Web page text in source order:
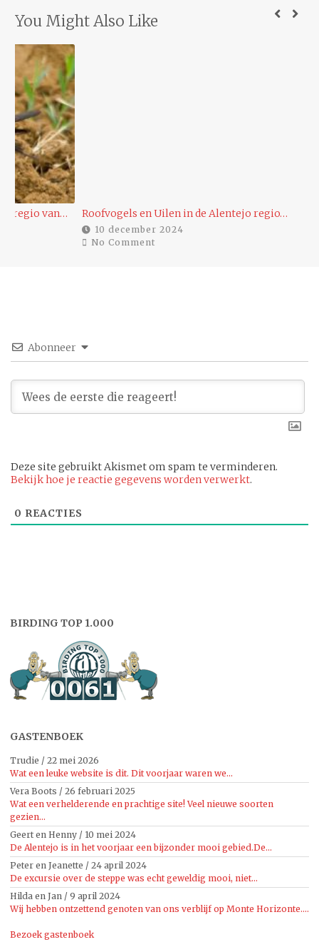
You Might Also Like
Roofvogels en Uilen in de Alentejo regio…
10 december 2024
No Comment
Abonneer
Deze site gebruikt Akismet om spam te verminderen.
Bekijk hoe je reactie gegevens worden verwerkt.
0 REACTIES
BIRDING TOP 1.000
GASTENBOEK
Trudie / 22 mei 2026
Wat een leuke website is dit. Dit voorjaar waren we...
Vera Boots / 26 februari 2025
Wat een verhelderende en prachtige site! Veel nieuwe soorten
gezien...
Geert en Henny / 10 mei 2024
De Alentejo is in het voorjaar een bijzonder mooi gebied.De...
Peter en Jeanette / 24 april 2024
De excursie over de steppe was echt geweldig mooi, niet...
Hilda en Jan / 9 april 2024
Wij hebben ontzettend genoten van ons verblijf op Monte Horizonte....
Bezoek gastenboek